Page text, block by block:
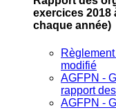
exercices 2018
chaque année)
modifié
AGFPN ‐
rapport
AGFPN ‐